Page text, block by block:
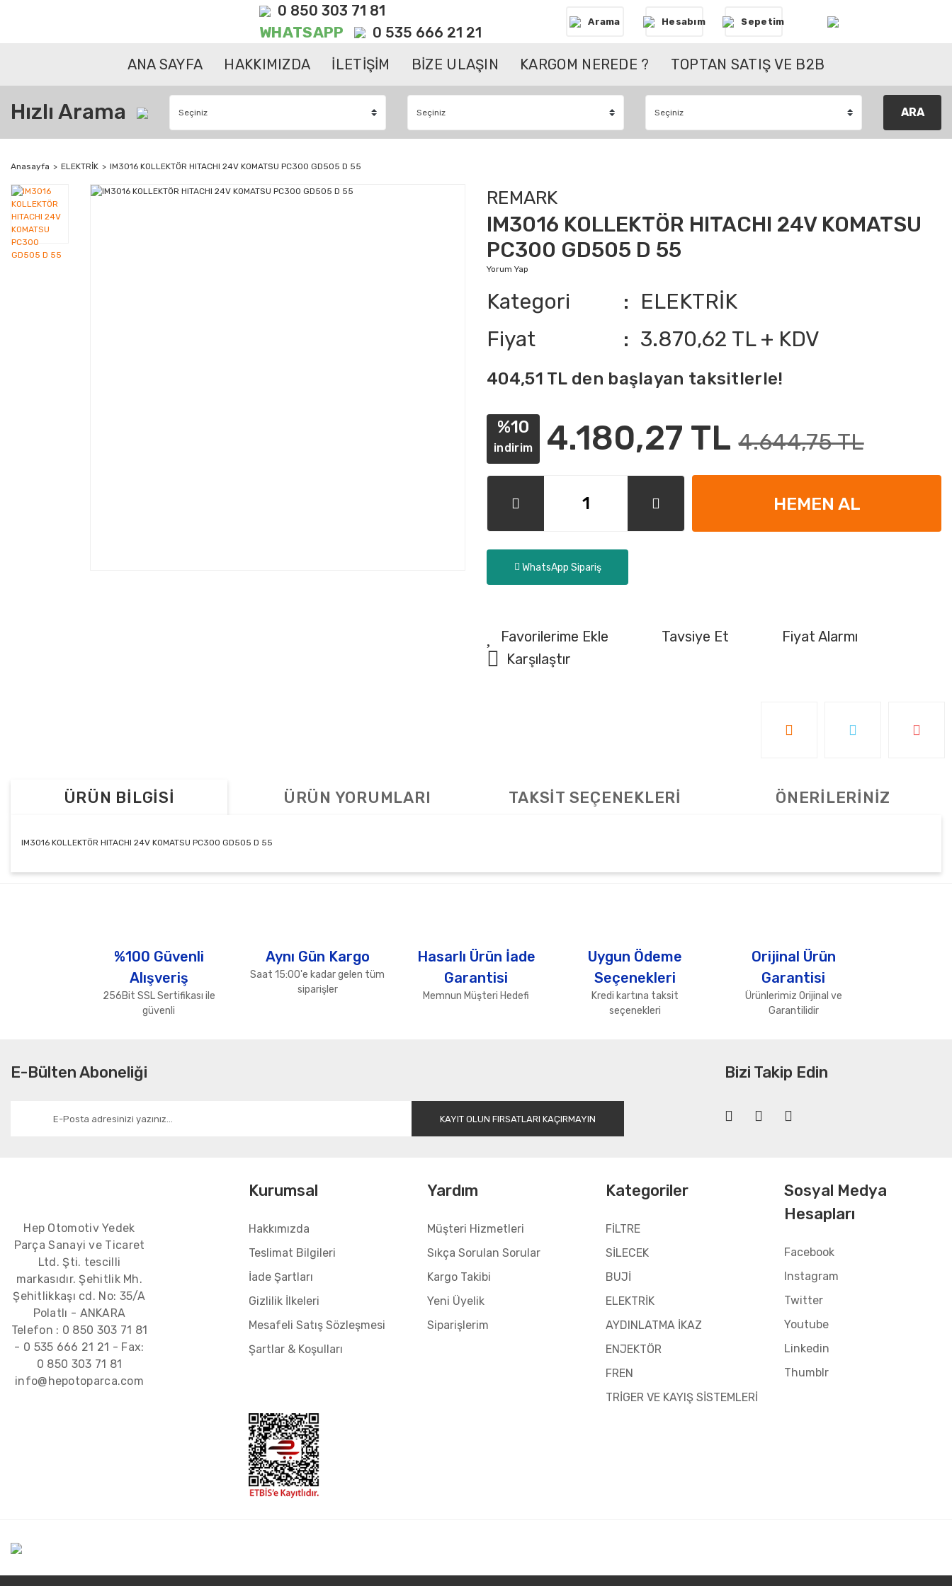
0 850 303 71 81
WHATSAPP 0 535 666 21 21
Arama Hesabım Sepetim
ANA SAYFA HAKKIMIZDA İLETİŞİM BİZE ULAŞIN KARGOM NEREDE ? TOPTAN SATIŞ VE B2B
Hızlı Arama ARA
Anasayfa ELEKTRİK IM3016 KOLLEKTÖR HITACHI 24V KOMATSU PC300 GD505 D 55
REMARK
IM3016 KOLLEKTÖR HITACHI 24V KOMATSU
PC300 GD505 D 55
Yorum Yap
Kategori
ELEKTRİK
Fiyat
3.870,62 TL + KDV
404,51 TL den başlayan taksitlerle!
%10
indirim 4.180,27 TL 4.644,75 TL
HEMEN AL
WhatsApp Sipariş
Tavsiye Et
Fiyat Alarmı
Karşılaştır
ÜRÜN BİLGİSİ ÜRÜN YORUMLARI TAKSİT SEÇENEKLERİ ÖNERİLERİNİZ
IM3016 KOLLEKTÖR HITACHI 24V KOMATSU PC300 GD505 D 55
Ürün fiyatı diğer sitelerden daha pahalı.
Bu ürüne benzer farklı alternatifler olmalı.
Gönder
%100 Güvenli
Alışveriş
256Bit SSL Sertifikası ile
güvenli
Aynı Gün Kargo
Saat 15:00'e kadar gelen tüm
siparişler
Hasarlı Ürün İade
Garantisi
Memnun Müşteri Hedefi
Uygun Ödeme
Seçenekleri
Kredi kartına taksit
seçenekleri
Orijinal Ürün
Garantisi
Ürünlerimiz Orijinal ve
Garantilidir
E-Bülten Aboneliği
KAYIT OLUN FIRSATLARI KAÇIRMAYIN
Bizi Takip Edin
Hep Otomotiv Yedek
Parça Sanayi ve Ticaret
Ltd. Şti. tescilli
markasıdır. Şehitlik Mh.
Şehitlikkaşı cd. No: 35/A
Polatlı - ANKARA
Telefon : 0 850 303 71 81
- 0 535 666 21 21 - Fax:
0 850 303 71 81
info@hepotoparca.com
Kurumsal
Hakkımızda
Teslimat Bilgileri
İade Şartları
Gizlilik İlkeleri
Mesafeli Satış Sözleşmesi
Şartlar & Koşulları
Yardım
Müşteri Hizmetleri
Sıkça Sorulan Sorular
Kargo Takibi
Yeni Üyelik
Siparişlerim
Kategoriler
FİLTRE
SİLECEK
BUJİ
ELEKTRİK
AYDINLATMA İKAZ
ENJEKTÖR
FREN
TRİGER VE KAYIŞ SİSTEMLERİ
Sosyal Medya
Hesapları
Facebook
Instagram
Twitter
Youtube
Linkedin
Thumblr